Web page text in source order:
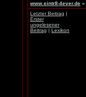
www.eintr8-4ever.de »
Letzter Beitrag |
Erster
ungelesener
Beitrag | Lexikon